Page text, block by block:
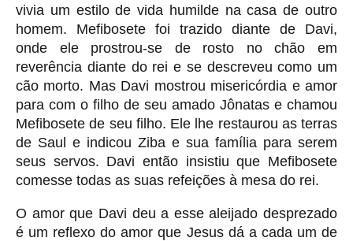
vivia um estilo de vida humilde na casa de outro
homem. Mefibosete foi trazido diante de Davi,
onde ele prostrou-se de rosto no chão em
reverência diante do rei e se descreveu como um
cão morto. Mas Davi mostrou misericórdia e amor
para com o filho de seu amado Jônatas e chamou
Mefibosete de seu filho. Ele lhe restaurou as terras
de Saul e indicou Ziba e sua família para serem
seus servos. Davi então insistiu que Mefibosete
comesse todas as suas refeições à mesa do rei.
O amor que Davi deu a esse aleijado desprezado
é um reflexo do amor que Jesus dá a cada um de